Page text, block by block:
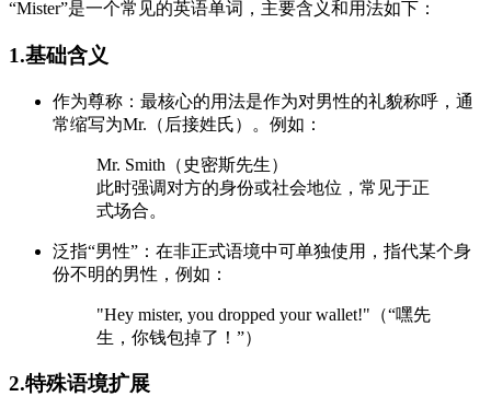
“Mister”是一个常见的英语单词，主要含义和用法如下：
1.基础含义
作为尊称：最核心的用法是作为对男性的礼貌称呼，通
常缩写为Mr.（后接姓氏）。例如：
Mr. Smith（史密斯先生）
此时强调对方的身份或社会地位，常见于正
式场合。
泛指“男性”：在非正式语境中可单独使用，指代某个身
份不明的男性，例如：
"Hey mister, you dropped your wallet!"（“嘿先
生，你钱包掉了！”）
2.特殊语境扩展